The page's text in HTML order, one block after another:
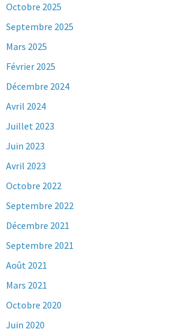
Octobre 2025
Septembre 2025
Mars 2025
Février 2025
Décembre 2024
Avril 2024
Juillet 2023
Juin 2023
Avril 2023
Octobre 2022
Septembre 2022
Décembre 2021
Septembre 2021
Août 2021
Mars 2021
Octobre 2020
Juin 2020